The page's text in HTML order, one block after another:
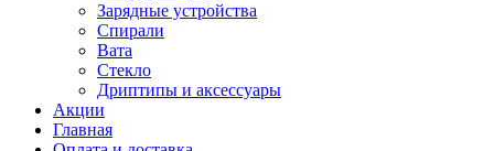
Зарядные устройства
Спирали
Вата
Стекло
Дриптипы и аксессуары
Акции
Главная